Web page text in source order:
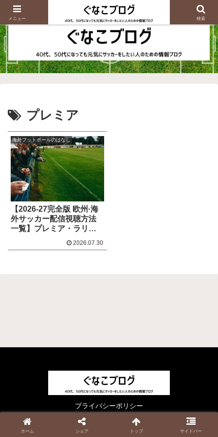
プレミア
海外フットボールのはなし
【2026-27完全版 欧州·海
外サッカー配信視聴方法
一覧】プレミア・ラリー
ガ・ブンデス・セリエAの
料金・開幕日程・放映権
2026.07.30
プライバシーポリシー
© 2023 ぐなこブログ.
メニュー 検索
ホーム シェア トップ サイドバー